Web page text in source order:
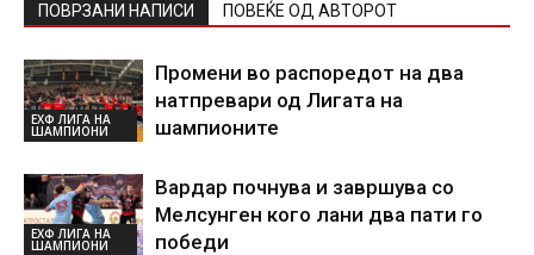
ПОВРЗАНИ НАПИСИ ПОВЕЌЕ ОД АВТОРОТ
ЕХФ ЛИГА НА
ШАМПИОНИ
Промени во распоредот на два
натпревари од Лигата на
шампионите
ЕХФ ЛИГА НА
ШАМПИОНИ
Вардар почнува и завршува со
Мелсунген кого лани два пати го
победи